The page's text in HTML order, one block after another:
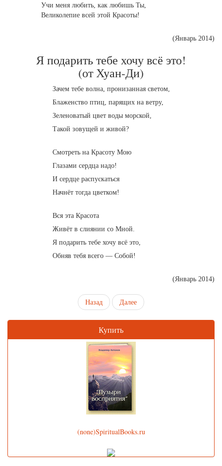
Учи меня любить, как любишь Ты,
Великолепие всей этой Красоты!
(Январь 2014)
Я подарить тебе хочу всё это!
(от Хуан-Ди)
Зачем тебе волна, пронизанная светом,
Блаженство птиц, парящих на ветру,
Зеленоватый цвет воды морской,
Такой зовущей и живой?
Смотреть на Красоту Мою
Глазами сердца надо!
И сердце распускаться
Начнёт тогда цветком!
Вся эта Красота
Живёт в слиянии со Мной.
Я подарить тебе хочу всё это,
Обняв тебя всего — Собой!
(Январь 2014)
Назад Далее
Купить
(none)SpiritualBooks.ru